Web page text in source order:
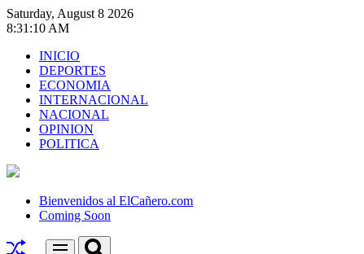
Skip
to
Saturday, August 8 2026
8:31 :12 AM
INICIO
DEPORTES
ECONOMIA
INTERNACIONAL
NACIONAL
OPINION
POLITICA
El
Bienvenidos al ElCañero.com
Coming Soon
Menu Search